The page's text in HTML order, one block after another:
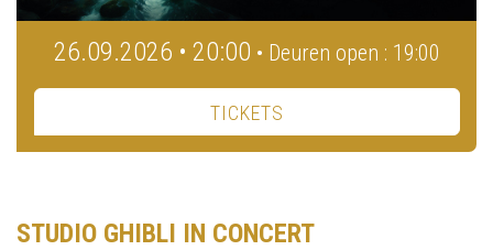
26.09.2026 • 20:00 • Deuren open : 19:00
TICKETS
STUDIO GHIBLI IN CONCERT